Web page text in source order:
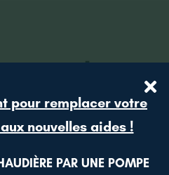
nos
pour remplacer votre
nouvelles aides !
PAR UNE POMPE